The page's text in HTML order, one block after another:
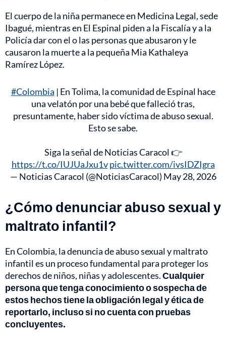
El cuerpo de la niña permanece en Medicina Legal, sede
Ibagué, mientras en El Espinal piden a la Fiscalía y a la
Policía dar con el o las personas que abusaron y le
causaron la muerte a la pequeña Mia Kathaleya
Ramírez López.
#Colombia | En Tolima, la comunidad de Espinal hace
una velatón por una bebé que falleció tras,
presuntamente, haber sido víctima de abuso sexual.
Esto se sabe.
Siga la señal de Noticias Caracol 👉
https://t.co/IUJUaJxu1v pic.twitter.com/ivsIDZIgra
— Noticias Caracol (@NoticiasCaracol) May 28, 2026
¿Cómo denunciar abuso sexual y
maltrato infantil?
En Colombia, la denuncia de abuso sexual y maltrato
infantil es un proceso fundamental para proteger los
derechos de niños, niñas y adolescentes.Cualquier
persona que tenga conocimiento o sospecha de
estos hechos tiene la obligación legal y ética de
reportarlo, incluso si no cuenta con pruebas
concluyentes.